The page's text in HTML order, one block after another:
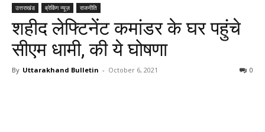
उत्तराखंड ब्रेकिंग न्यूज़ राजनीति
शहीद लेफ्टिनेंट कमांडर के घर पहुंचे
सीएम धामी, की ये घोषणा
By Uttarakhand Bulletin - October 6, 2021 0